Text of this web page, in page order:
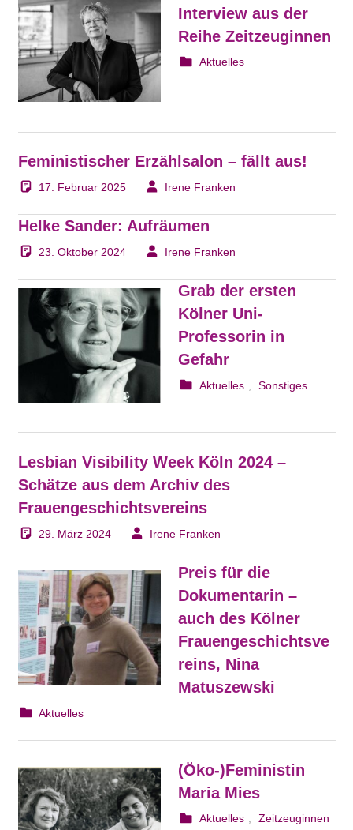
Interview aus der
Reihe Zeitzeuginnen
29. April 2025
Irene Franken
Aktuelles
Feministischer Erzählsalon – fällt aus!
17. Februar 2025 Irene Franken
Helke Sander: Aufräumen
23. Oktober 2024 Irene Franken
Grab der ersten
Kölner Uni-
Professorin in
Gefahr
6. Juli 2024
Irene Franken
Aktuelles Sonstiges
Lesbian Visibility Week Köln 2024 –
Schätze aus dem Archiv des
Frauengeschichtsvereins
29. März 2024 Irene Franken
Preis für die
Dokumentarin –
auch des Kölner
Frauengeschichtsve
reins, Nina
Matuszewski
14. März 2024
webmam
Aktuelles
(Öko-)Feministin
Maria Mies
4. März 2024
webmam
Aktuelles , Zeitzeuginnen